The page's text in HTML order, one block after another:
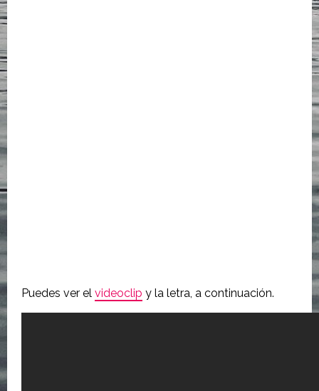
Puedes ver el videoclip y la letra, a continuación.